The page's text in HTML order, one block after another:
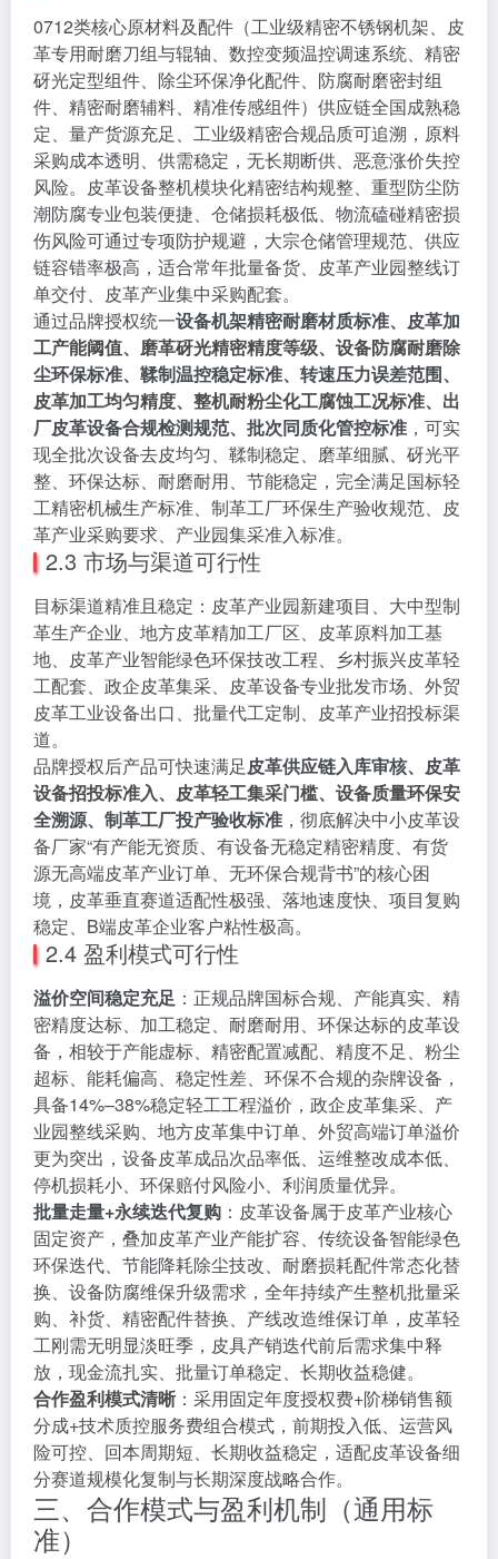
0712类核心原材料及配件（工业级精密不锈钢机架、皮
革专用耐磨刀组与辊轴、数控变频温控调速系统、精密
砑光定型组件、除尘环保净化配件、防腐耐磨密封组
件、精密耐磨辅料、精准传感组件）供应链全国成熟稳
定、量产货源充足、工业级精密合规品质可追溯，原料
采购成本透明、供需稳定，无长期断供、恶意涨价失控
风险。皮革设备整机模块化精密结构规整、重型防尘防
潮防腐专业包装便捷、仓储损耗极低、物流磕碰精密损
伤风险可通过专项防护规避，大宗仓储管理规范、供应
链容错率极高，适合常年批量备货、皮革产业园整线订
单交付、皮革产业集中采购配套。
通过品牌授权统一设备机架精密耐磨材质标准、皮革加
工产能阈值、磨革砑光精密精度等级、设备防腐耐磨除
尘环保标准、鞣制温控稳定标准、转速压力误差范围、
皮革加工均匀精度、整机耐粉尘化工腐蚀工况标准、出
厂皮革设备合规检测规范、批次同质化管控标准 ，可实
现全批次设备去皮均匀、鞣制稳定、磨革细腻、砑光平
整、环保达标、耐磨耐用、节能稳定，完全满足国标轻
工精密机械生产标准、制革工厂环保生产验收规范、皮
革产业采购要求、产业园集采准入标准。
2.3 市场与渠道可行性
目标渠道精准且稳定：皮革产业园新建项目、大中型制
革生产企业、地方皮革精加工厂区、皮革原料加工基
地、皮革产业智能绿色环保技改工程、乡村振兴皮革轻
工配套、政企皮革集采、皮革设备专业批发市场、外贸
皮革工业设备出口、批量代工定制、皮革产业招投标渠
道。
品牌授权后产品可快速满足皮革供应链入库审核、皮革
设备招投标准入、皮革轻工集采门槛、设备质量环保安
全溯源、制革工厂投产验收标准 ，彻底解决中小皮革设
备厂家“有产能无资质、有设备无稳定精密精度、有货
源无高端皮革产业订单、无环保合规背书”的核心困
境，皮革垂直赛道适配性极强、落地速度快、项目复购
稳定、B端皮革企业客户粘性极高。
2.4 盈利模式可行性
溢价空间稳定充足 ：正规品牌国标合规、产能真实、精
密精度达标、加工稳定、耐磨耐用、环保达标的皮革设
备，相较于产能虚标、精密配置减配、精度不足、粉尘
超标、能耗偏高、稳定性差、环保不合规的杂牌设备，
具备14%–38%稳定轻工工程溢价，政企皮革集采、产
业园整线采购、地方皮革集中订单、外贸高端订单溢价
更为突出，设备皮革成品次品率低、运维整改成本低、
停机损耗小、环保赔付风险小、利润质量优异。
批量走量+永续迭代复购 ：皮革设备属于皮革产业核心
固定资产，叠加皮革产业产能扩容、传统设备智能绿色
环保迭代、节能降耗除尘技改、耐磨损耗配件常态化替
换、设备防腐维保升级需求，全年持续产生整机批量采
购、补货、精密配件替换、产线改造维保订单，皮革轻
工刚需无明显淡旺季，皮具产销迭代前后需求集中释
放，现金流扎实、批量订单稳定、长期收益稳健。
合作盈利模式清晰 ：采用固定年度授权费+阶梯销售额
分成+技术质控服务费组合模式，前期投入低、运营风
险可控、回本周期短、长期收益稳定，适配皮革设备细
分赛道规模化复制与长期深度战略合作。
三、合作模式与盈利机制（通用标
准）